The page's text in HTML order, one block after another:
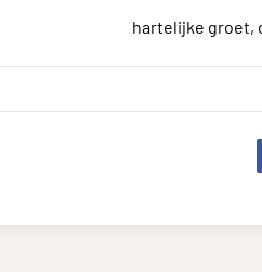
hartelijke groet,